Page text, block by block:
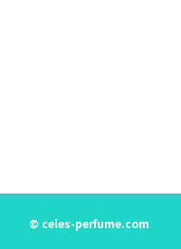
© celes-perfume.com